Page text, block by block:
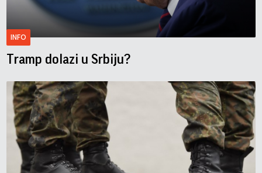
INFO
Tramp dolazi u Srbiju?